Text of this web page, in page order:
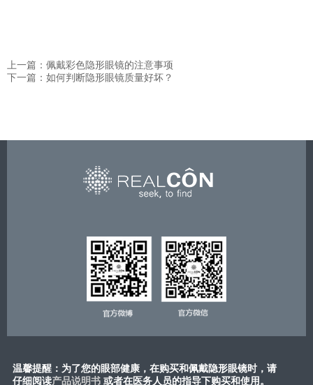
上一篇：佩戴彩色隐形眼镜的注意事项
下一篇：如何判断隐形眼镜质量好坏？
温馨提醒：为了您的眼部健康，在购买和佩戴隐形眼镜时，请
仔细阅读产品说明书 或​者在医务人员的指导下购买和使用。